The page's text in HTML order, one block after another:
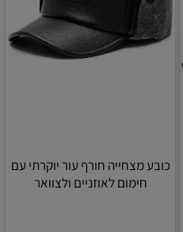
כובע מצחייה חורף עור יוקרתי עם
חימום לאוזניים ולצוואר